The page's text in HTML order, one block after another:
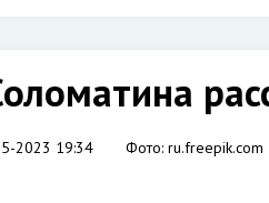
2023 19:34 Фото: ru.freepik.com